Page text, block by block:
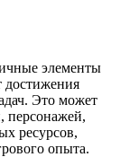
элементы
достижения
Это может
персонажей,
ресурсов,
опыта.